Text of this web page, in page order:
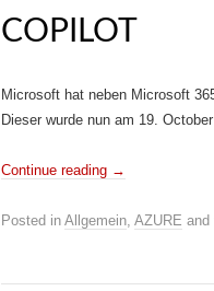
COPILOT
Microsoft hat neben Microsoft
Dieser wurde nun am 19.
Continue reading →
Posted in Allgemein, AZURE and